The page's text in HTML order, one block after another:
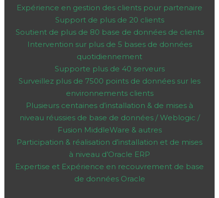
Expérience en gestion des clients pour partenaire
Support de plus de 20 clients
Soutient de plus de 80 base de données de clients
Intervention sur plus de 5 bases de données
quotidiennement
Supporte plus de 40 serveurs
Surveillez plus de 7500 points de données sur les
environnements clients
Plusieurs centaines d’installation & de mises à
niveau réussies de base de données / Weblogic /
Fusion MiddleWare & autres
Participation & réalisation d’installation et de mises
à niveau d’Oracle ERP
Expertise et Expérience en recouvrement de base
de données Oracle